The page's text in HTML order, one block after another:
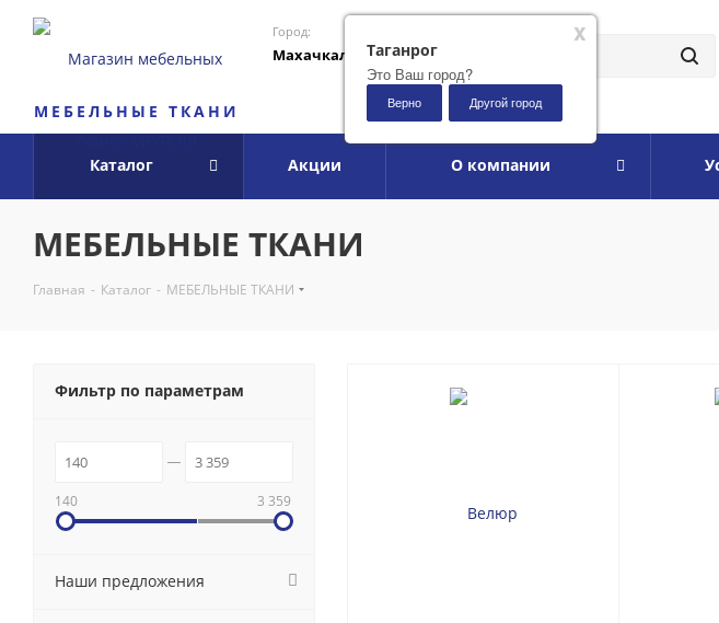
МЕБЕЛЬНЫЕ ТКАНИ
Город:
Махачкала
Каталог Акции О компании
x
Таганрог
Это Ваш город?
Верно Другой город
МЕБЕЛЬНЫЕ ТКАНИ
Главная - Каталог - МЕБЕЛЬНЫЕ ТКАНИ
Фильтр по параметрам
140 3 359
Наши предложения